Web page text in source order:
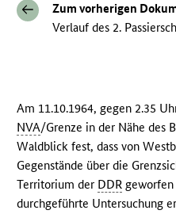
Zum vorherigen
Verlauf des 2.
Am 11.10.1964, gegen 2.35
NVA/Grenze in der Nähe des
Waldblick fest, dass von
Gegenstände über die
Territorium der DDR
durchgeführte Untersuchung